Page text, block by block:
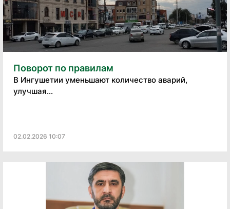
Поворот по правилам
В Ингушетии уменьшают количество аварий,
улучшая...
02.02.2026 10:07